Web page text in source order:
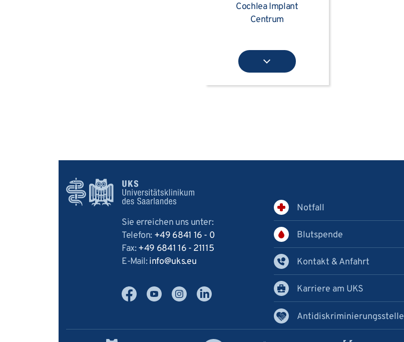
Cochlea Implant
Centrum
Notfall
Blutspende
Kontakt & Anfahrt
Karriere am UKS
Antidiskriminierungsstelle
Sie erreichen uns unter:
Telefon: +49 6841 16 - 0
Fax:+49 6841 16 - 21115
E-Mail:info ukseu